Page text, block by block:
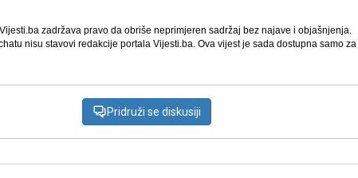
zadržava pravo da obriše neprimjeren sadržaj bez najave i objašnjenja.
nisu stavovi redakcije portala Vijesti.ba. Ova vijest je sada dostupna samo za
Pridruži se diskusiji